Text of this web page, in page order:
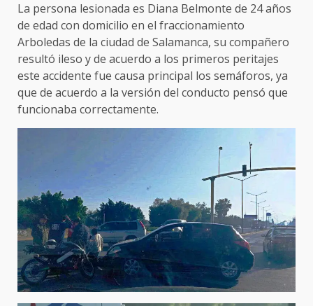
La persona lesionada es Diana Belmonte de 24 años
de edad con domicilio en el fraccionamiento
Arboledas de la ciudad de Salamanca, su compañero
resultó ileso y de acuerdo a los primeros peritajes
este accidente fue causa principal los semáforos, ya
que de acuerdo a la versión del conducto pensó que
funcionaba correctamente.